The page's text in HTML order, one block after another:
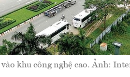
khu công nghệ cao. Ảnh: